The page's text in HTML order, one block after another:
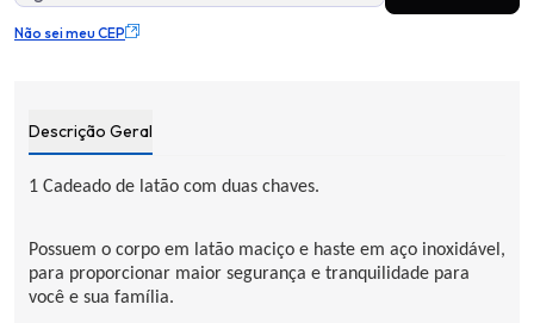
Não sei meu CEP
Descrição Geral
1 Cadeado de latão com duas chaves.
Possuem o corpo em latão maciço e haste em aço inoxidável,
para proporcionar maior segurança e tranquilidade para
você e sua família.